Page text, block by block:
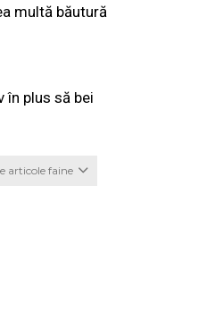
multă băutură
în plus să bei
articole faine